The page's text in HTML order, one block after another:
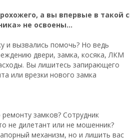
а вы впервые в
не освоены…
и вызвались помочь? Но ведь
двери, замка, косяка, ЛКМ
Вы лишитесь запирающего
или врезки нового замка
замков? Сотрудник
не дилетант или не мошенник?
механизм, но и лишить вас